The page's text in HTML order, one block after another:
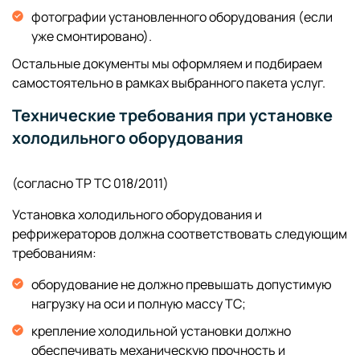
фотографии установленного оборудования (если
уже смонтировано).
Остальные документы мы оформляем и подбираем
самостоятельно в рамках выбранного пакета услуг.
Технические требования при установке
холодильного оборудования
(согласно ТР ТС 018/2011)
Установка холодильного оборудования и
рефрижераторов должна соответствовать следующим
требованиям:
оборудование не должно превышать допустимую
нагрузку на оси и полную массу ТС;
крепление холодильной установки должно
обеспечивать механическую прочность и